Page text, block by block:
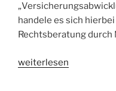
handele es sich
Rechtsberatung
„Landgericht
weiterlesen